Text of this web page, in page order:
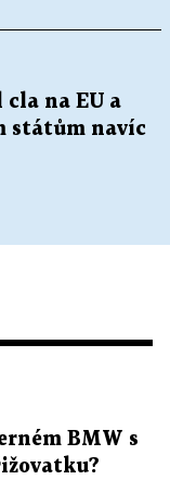
na EU a
státům navíc
BMW s